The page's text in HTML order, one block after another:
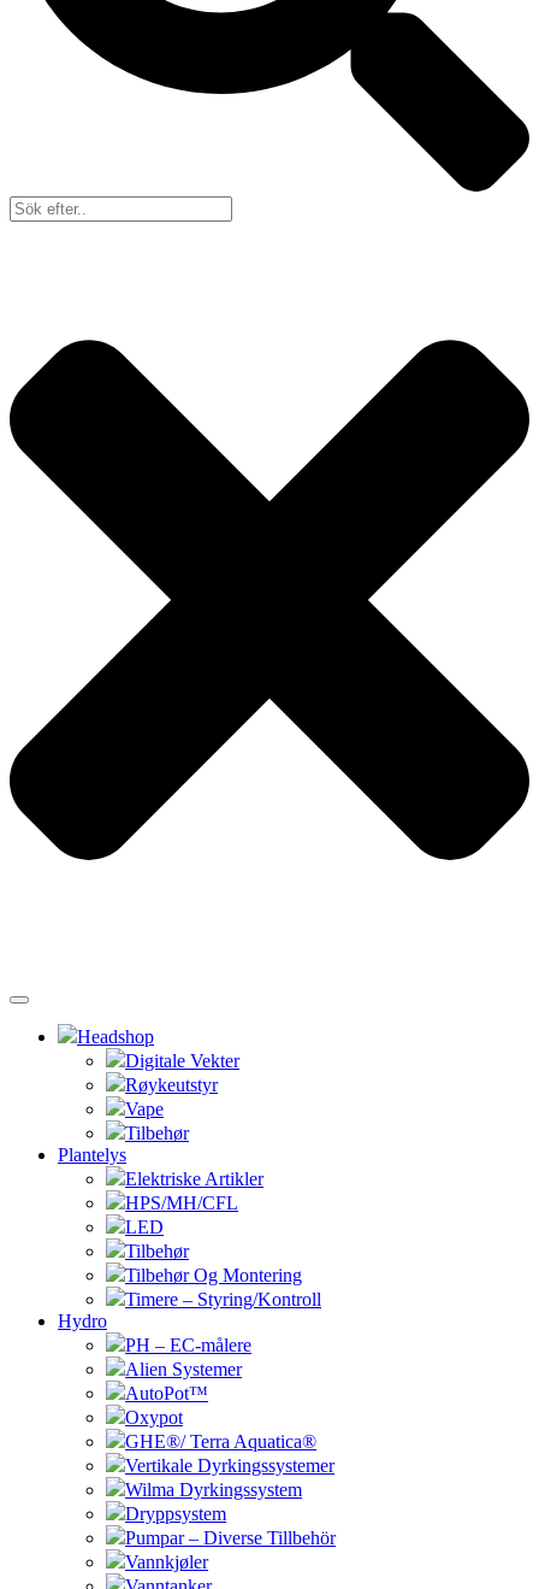
Headshop
Digitale Vekter
Røykeutstyr
Vape
Tilbehør
Plantelys
Elektriske Artikler
HPS/MH/CFL
LED
Tilbehør
Tilbehør Og Montering
Timere – Styring/Kontroll
Hydro
PH – EC-målere
Alien Systemer
AutoPot™
Oxypot
GHE®/ Terra Aquatica®
Vertikale Dyrkingssystemer
Wilma Dyrkingssystem
Dryppsystem
Pumpar – Diverse Tillbehör
Vannkjøler